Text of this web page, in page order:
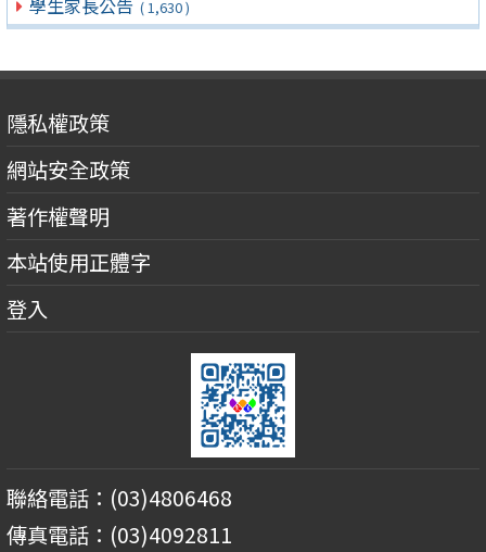
( 1,630 )
隱私權政策
網站安全政策
著作權聲明
本站使用正體字
登入
聯絡電話：(03)4806468
傳真電話：(03)4092811